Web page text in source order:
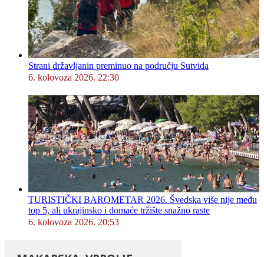
Strani državljanin preminuo na području Sutvida
6. kolovoza 2026. 22:30
TURISTIČKI BAROMETAR 2026. Švedska više nije među
top 5, ali ukrajinsko i domaće tržište snažno raste
6. kolovoza 2026. 20:53